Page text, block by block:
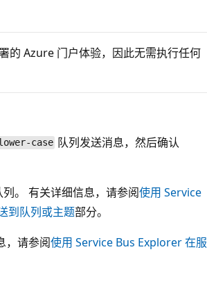
的 Azure 门户体验，因此无需执行任何
lower-case 队列发送消息，然后确认
列。 有关详细信息，请参阅使用 Service
到队列或主题部分。
，请参阅使用 Service Bus Explorer 在服